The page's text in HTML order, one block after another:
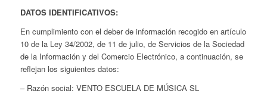
DATOS IDENTIFICATIVOS:
En cumplimiento con el deber de información recogido en artículo
10 de la Ley 34/2002, de 11 de julio, de Servicios de la Sociedad
de la Información y del Comercio Electrónico, a continuación, se
reflejan los siguientes datos:
– Razón social: VENTO ESCUELA DE MÚSICA SL